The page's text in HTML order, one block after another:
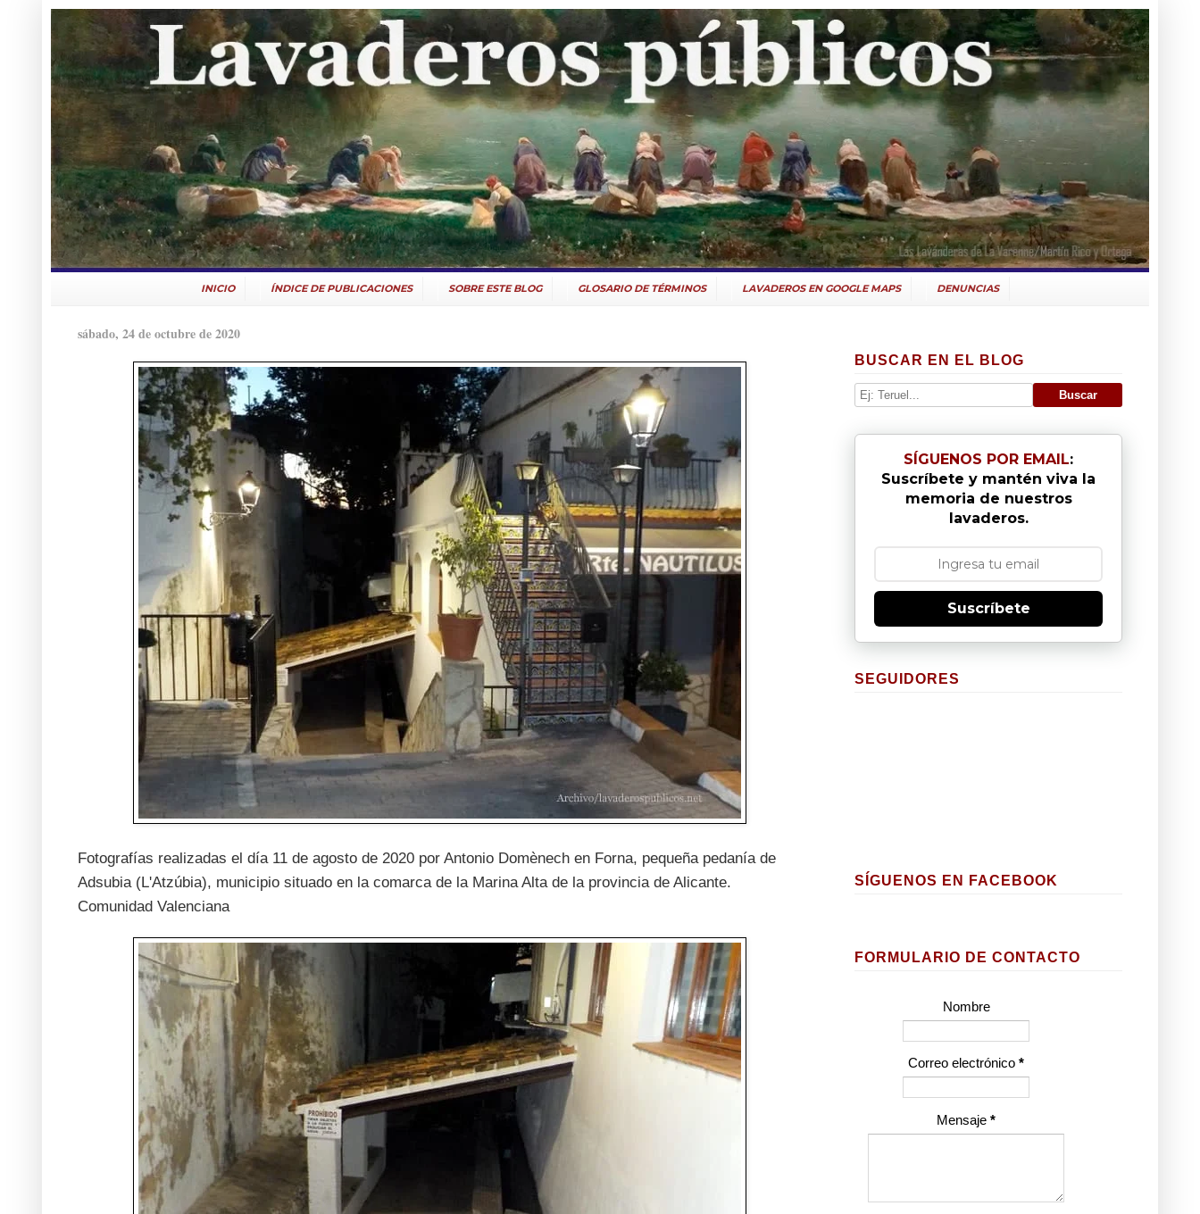
INICIO ÍNDICE DE PUBLICACIONES SOBRE ESTE BLOG GLOSARIO DE TÉRMINOS LAVADEROS EN GOOGLE MAPS DENUNCIAS
sábado, 24 de octubre de 2020
Fotografías realizadas el día 11 de agosto de 2020 por Antonio Domènech en Forna, pequeña pedanía de
Adsubia (L'Atzúbia), municipio situado en la comarca de la Marina Alta de la provincia de Alicante.
Comunidad Valenciana
BUSCAR EN EL BLOG
SÍGUENOS POR EMAIL:
Suscríbete y mantén viva la
memoria de nuestros
lavaderos.
Suscríbete
SEGUIDORES
SÍGUENOS EN FACEBOOK
FORMULARIO DE CONTACTO
Nombre
Correo electrónico *
Mensaje *